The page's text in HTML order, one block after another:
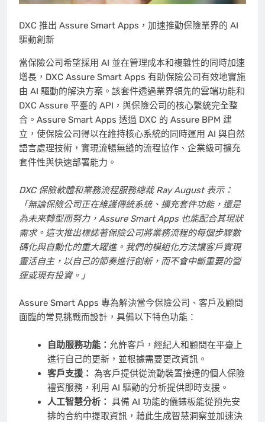
DXC 推出 Assure Smart Apps，加速推動保險業界的 AI
驅動創新
當保險公司希望採用 AI 並在管理成本和複雜性的同時加速
增長，DXC Assure Smart Apps 有助保險公司有效地實施
由 AI 驅動的解決方案。該套件透過業界領先的雲端功能和
DXC Assure 平臺的 API，與保險公司的核心繫統完全整
合。Assure Smart Apps 透過 DXC 的 Assure BPM 建
立，使保險公司得以在維持核心系統的同時運用 AI 與自然
語言處理技術，實現流暢無縫的流程協作、企業級可擴充
套件性與快速部署能力。
DXC 保險軟體和業務流程服務總裁Ray August表示：
「無論保險公司正在維護傳統系統、擴充套件功能，還是
為未來轉型而努力，Assure Smart Apps 也能配合其現狀
需求。這次推出標誌著保險公司將業務流程的每個步驟數
碼化與自動化的重大躍進。我們的模組化方法讓客戶實現
靈活自主，以自己的節奏進行創新，而不會中斷重要的營
運或現有投資。」
Assure Smart Apps 專為解決當今保險公司、客戶及顧問
面臨的常見挑戰而設計，具備以下特色功能：
自助服務功能： 允許客戶，經紀人和顧問在平臺上
進行自己的更新，並根據需要更改資訊。
客戶支援： 為客戶提供從流動裝置接達的個人保險
禮賓服務，利用 AI 驅動的分析提供即時支援。
人工智慧分析： 具備 AI 功能的儀錶板能從預先安
排的合約中提取資訊，藉此生成智慧洞察並加速決